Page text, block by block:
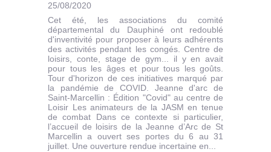
25/08/2020
Cet été, les associations du comité
départemental du Dauphiné ont redoublé
d'inventivité pour proposer à leurs adhérents
des activités pendant les congés. Centre de
loisirs, conte, stage de gym... il y en avait
pour tous les âges et pour tous les goûts.
Tour d'horizon de ces initiatives marqué par
la pandémie de COVID. Jeanne d'arc de
Saint-Marcellin : Édition "Covid" au centre de
Loisir Les animateurs de la JASM en tenue
de combat Dans ce contexte si particulier,
l’accueil de loisirs de la Jeanne d’Arc de St
Marcellin a ouvert ses portes du 6 au 31
juillet. Une ouverture rendue incertaine en...